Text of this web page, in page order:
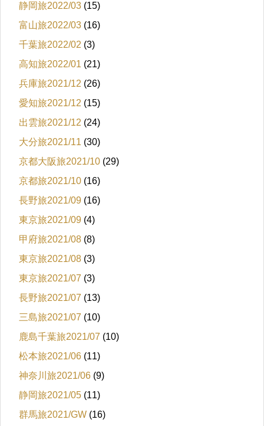
静岡旅2022/03 (15)
富山旅2022/03 (16)
千葉旅2022/02 (3)
高知旅2022/01 (21)
兵庫旅2021/12 (26)
愛知旅2021/12 (15)
出雲旅2021/12 (24)
大分旅2021/11 (30)
京都大阪旅2021/10 (29)
京都旅2021/10 (16)
長野旅2021/09 (16)
東京旅2021/09 (4)
甲府旅2021/08 (8)
東京旅2021/08 (3)
東京旅2021/07 (3)
長野旅2021/07 (13)
三島旅2021/07 (10)
鹿島千葉旅2021/07 (10)
松本旅2021/06 (11)
神奈川旅2021/06 (9)
静岡旅2021/05 (11)
群馬旅2021/GW (16)